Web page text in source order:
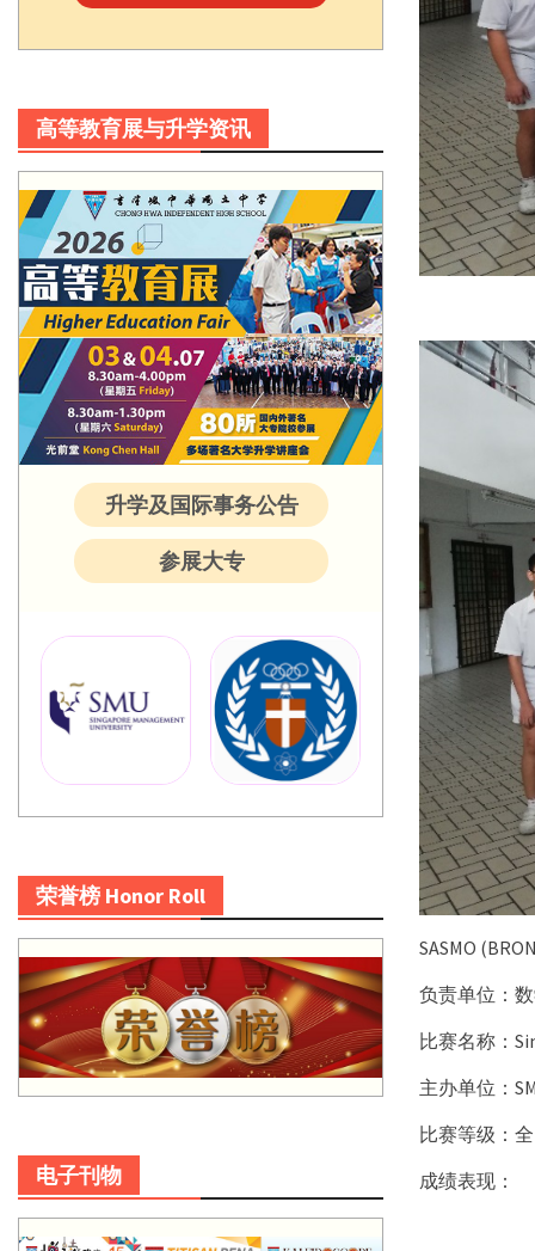
SASMO
负责单位：
比赛名称：
主办单位：
比赛等级：
成绩表现：
高等教育展与升学资讯
升学及国际事务公告
参展大专
荣誉榜 Honor Roll
电子刊物